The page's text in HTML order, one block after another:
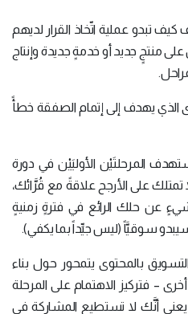
تبدو عملية اتّخاذ القرار لديهم
منتجٍ جديد أو خدمةٍ جديدة وإنتاج
الذي يهدف إلى إتمام الصفقة خطأً
المرحلتَيْن الأوليَيْن في دورة
تمتلك على الأرجح علاقةً مع قُرَّائك،
عن حلك الرائع في فترةٍ زمنيةٍ
سوقيَّاً (ليس جيِّداً بما يكفي).
التسويق بالمحتوى يتمحور حول بناء
– فتركيز الاهتمام على المرحلة
أنَّك لا تستطيع المشاركة في